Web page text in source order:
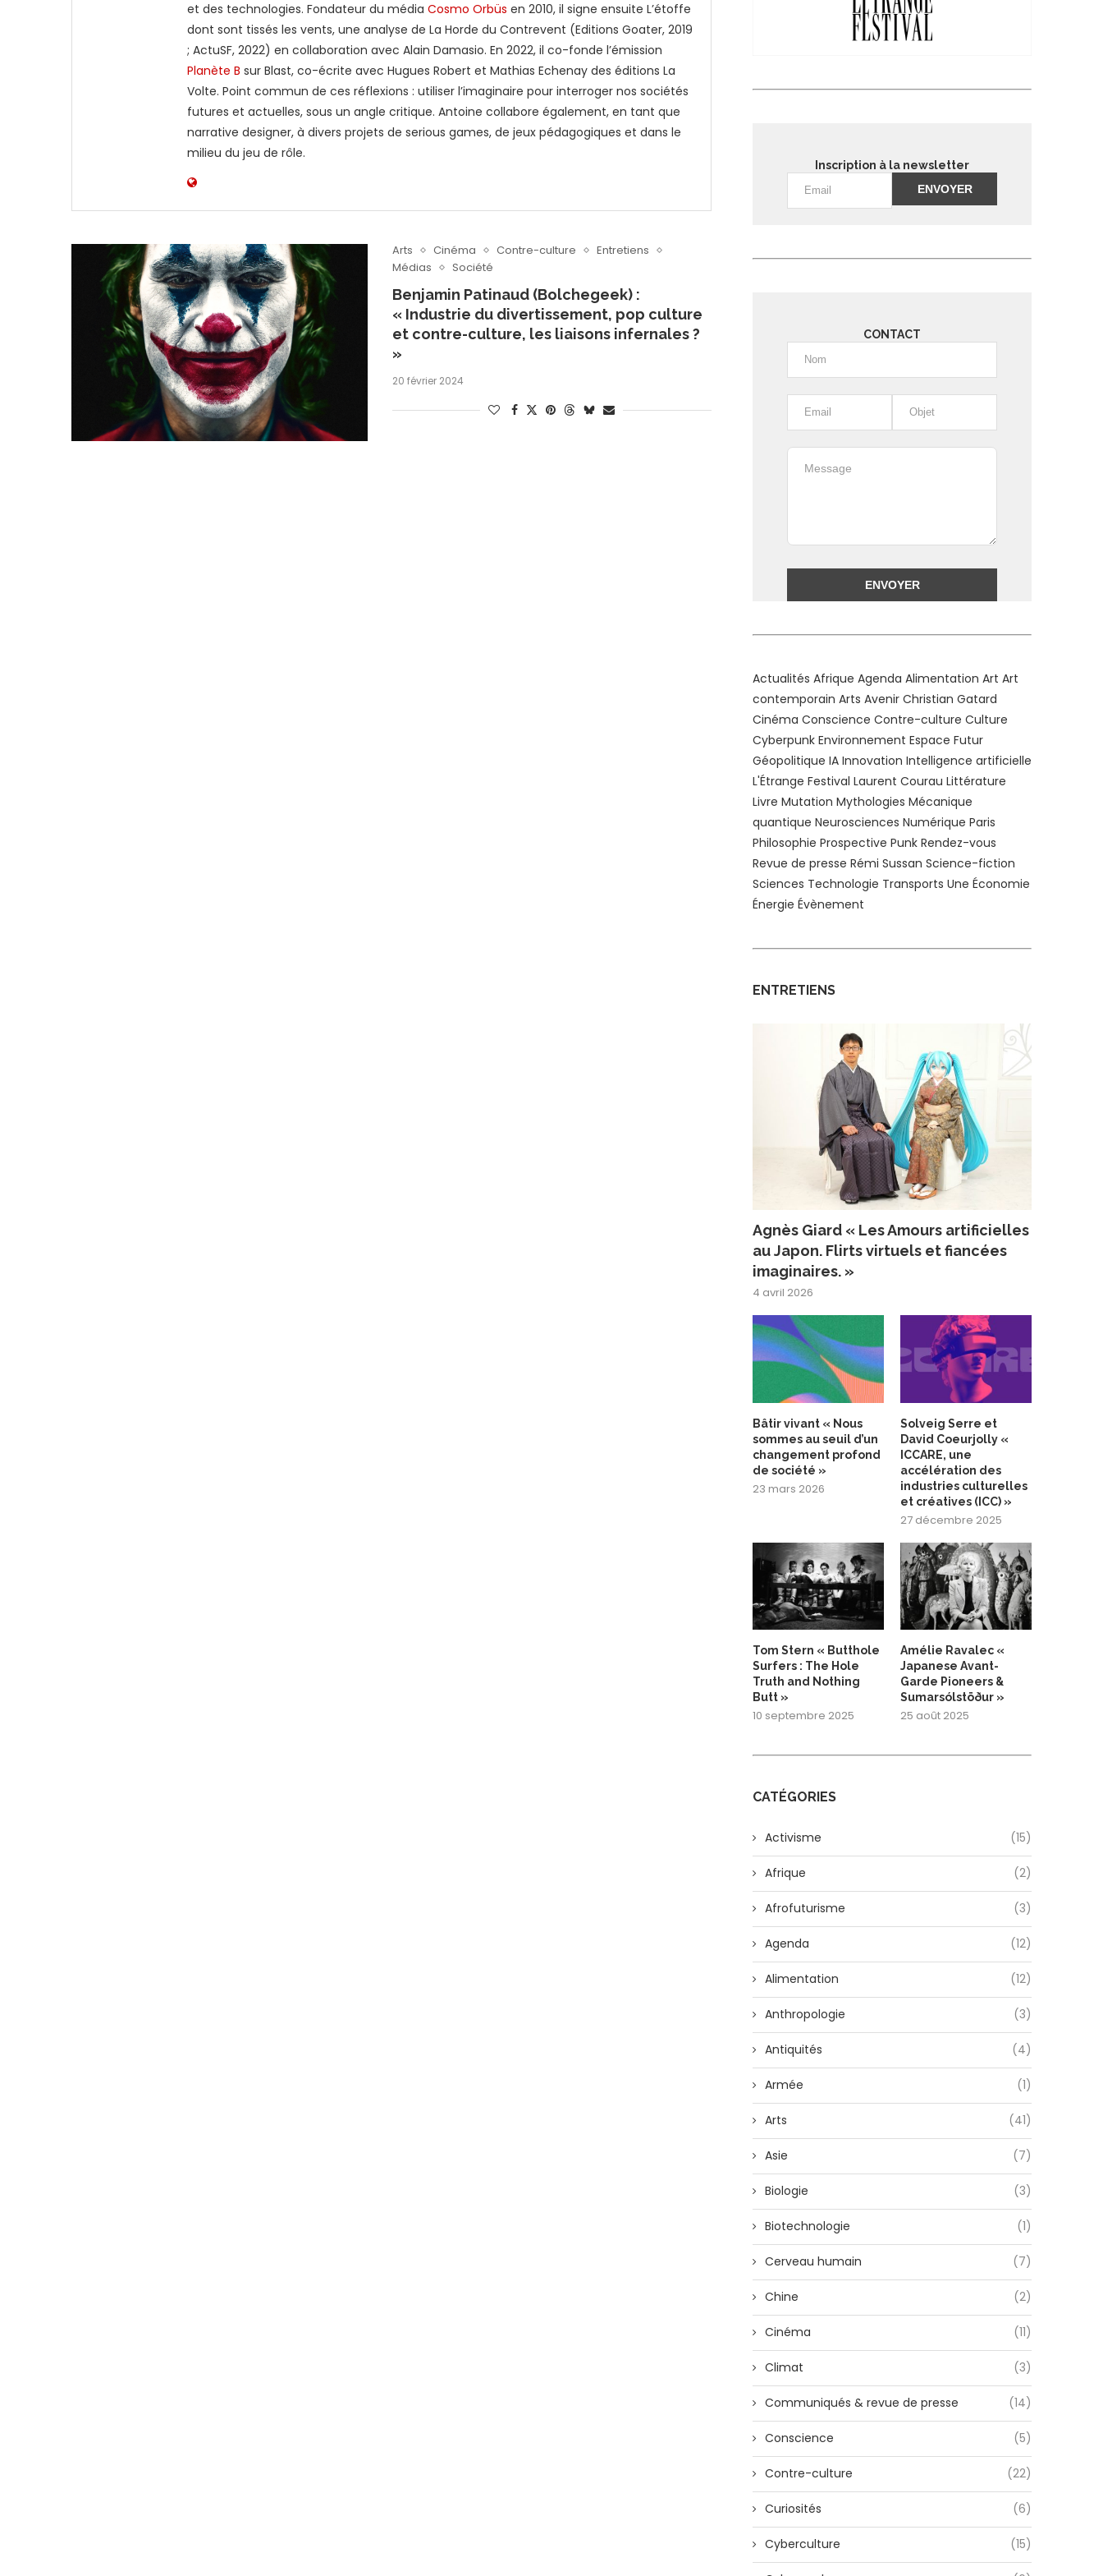
et des technologies. Fondateur du média Cosmo Orbüs en 2010, il signe ensuite L’étoffe
dont sont tissés les vents, une analyse de La Horde du Contrevent (Editions Goater, 2019
; ActuSF, 2022) en collaboration avec Alain Damasio. En 2022, il co-fonde l’émission
Planète B sur Blast, co-écrite avec Hugues Robert et Mathias Echenay des éditions La
Volte. Point commun de ces réflexions : utiliser l’imaginaire pour interroger nos sociétés
futures et actuelles, sous un angle critique. Antoine collabore également, en tant que
narrative designer, à divers projets de serious games, de jeux pédagogiques et dans le
milieu du jeu de rôle.
Arts Cinéma Contre-culture
Entretiens
Médias
Société
Benjamin Patinaud (Bolchegeek) :
« Industrie du divertissement, pop culture
et contre-culture, les liaisons infernales ?
»
20 février 2024
Inscription à la newsletter
CONTACT
Actualités Afrique Agenda Alimentation Art Art
contemporain Arts Avenir Christian Gatard
Cinéma Conscience Contre-culture Culture
Cyberpunk Environnement Espace Futur
Géopolitique IA Innovation Intelligence artificielle
L'Étrange Festival Laurent Courau Littérature
Livre Mutation Mythologies Mécanique
quantique Neurosciences Numérique Paris
Philosophie Prospective Punk Rendez-vous
Revue de presse Rémi Sussan Science-fiction
Sciences Technologie Transports Une Économie
Énergie Évènement
ENTRETIENS
Agnès Giard « Les Amours artificielles
au Japon. Flirts virtuels et fiancées
imaginaires. »
4 avril 2026
Bâtir vivant « Nous
sommes au seuil d’un
changement profond
de société »
23 mars 2026
Solveig Serre et
David Coeurjolly «
ICCARE, une
accélération des
industries culturelles
et créatives (ICC) »
27 décembre 2025
Tom Stern « Butthole
Surfers : The Hole
Truth and Nothing
Butt »
10 septembre 2025
Amélie Ravalec «
Japanese Avant-
Garde Pioneers &
Sumarsólstöður »
25 août 2025
CATÉGORIES
Activisme (15)
Afrique (2)
Afrofuturisme (3)
Agenda (12)
Alimentation (12)
Anthropologie (3)
Antiquités (4)
Armée (1)
Arts (41)
Asie (7)
Biologie (3)
Biotechnologie (1)
Cerveau humain (7)
Chine (2)
Cinéma (11)
Climat (3)
Communiqués & revue de presse (14)
Conscience (5)
Contre-culture (22)
Curiosités (6)
Cyberculture (15)